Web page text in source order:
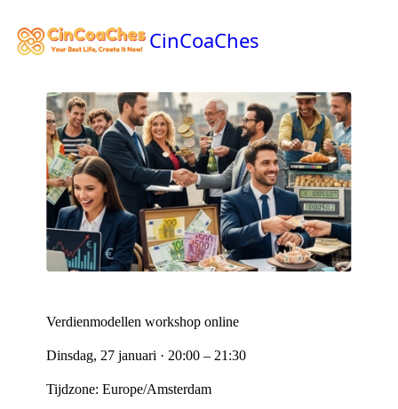
CinCoaChes
Verdienmodellen workshop online
Dinsdag, 27 januari · 20:00 – 21:30
Tijdzone: Europe/Amsterdam